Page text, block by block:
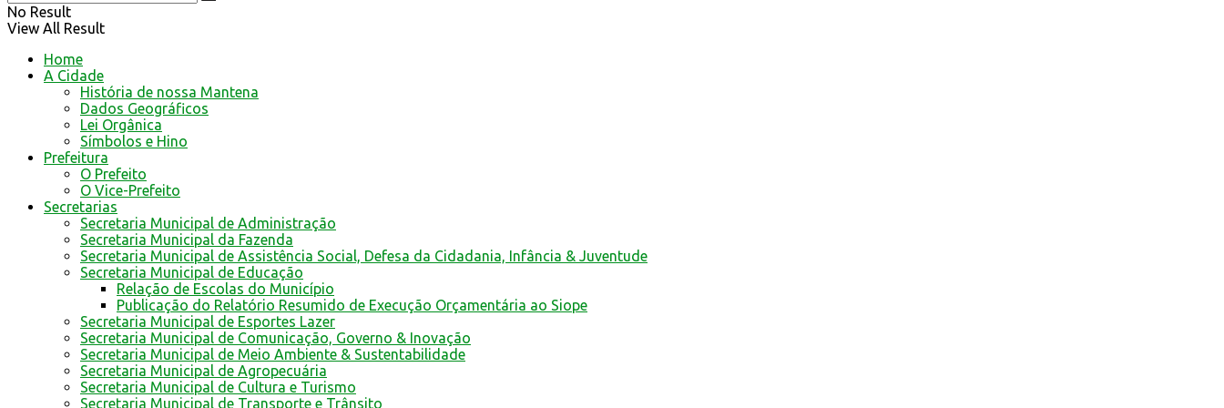
No Result
View All Result
Home
A Cidade
História de nossa Mantena
Dados Geográficos
Lei Orgânica
Símbolos e Hino
Prefeitura
O Prefeito
O Vice-Prefeito
Secretarias
Secretaria Municipal de Administração
Secretaria Municipal da Fazenda
Secretaria Municipal de Assistência Social, Defesa da Cidadania, Infância & Juventude
Secretaria Municipal de Educação
Relação de Escolas do Município
Publicação do Relatório Resumido de Execução Orçamentária ao Siope
Secretaria Municipal de Esportes Lazer
Secretaria Municipal de Comunicação, Governo & Inovação
Secretaria Municipal de Meio Ambiente & Sustentabilidade
Secretaria Municipal de Agropecuária
Secretaria Municipal de Cultura e Turismo
Secretaria Municipal de Transporte e Trânsito